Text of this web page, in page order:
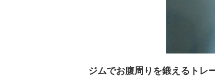
ジムでお腹周りを鍛えるトレ